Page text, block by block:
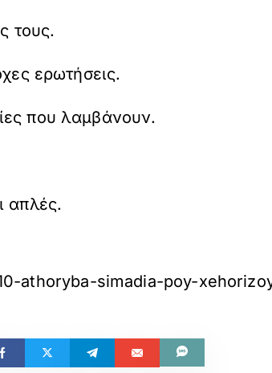
τους.
ερωτήσεις.
που λαμβάνουν.
απλές.
athoryba-simadia-poy-